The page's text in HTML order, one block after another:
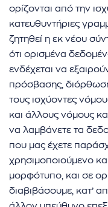
ορίζονται από την
κατευθυντήριες
ζητηθεί η εκ νέου
ότι ορισμένα
ενδέχεται να
πρόσβασης,
τους ισχύοντες
και άλλους νόμους
να λαμβάνετε τα
που μας έχετε
χρησιμοποιούμενο
μορφότυπο, και σε
διαβιβάσουμε, κατ’